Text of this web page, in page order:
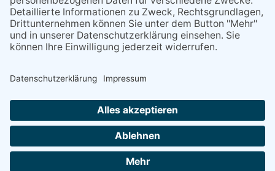
KONTAKT
IMPRESSUM
PARTNER - LINKS
Im Auftrag des Evangelischen Landeskirchenamtes
Bayern und des Katholischen Schulkommissariates
Bayern